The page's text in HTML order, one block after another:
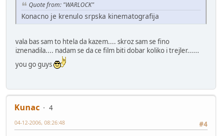
Quote from: "WARLOCK"
Konacno je krenulo srpska kinematografija
vala bas sam to htela da kazem.... skroz sam se fino
iznenadila.... nadam se da ce film biti dobar koliko i trejler......
you go guys
Kunac
4
#4
04-12-2006, 08:26:48